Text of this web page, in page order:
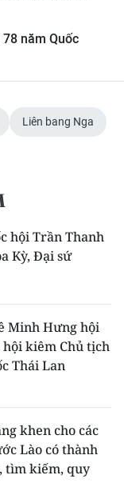
năm Quốc
Liên bang Nga
hội Trần Thanh
Kỳ, Đại sứ
Minh Hưng hội
kiêm Chủ tịch
Thái Lan
khen cho các
Lào có thành
tìm kiếm, quy